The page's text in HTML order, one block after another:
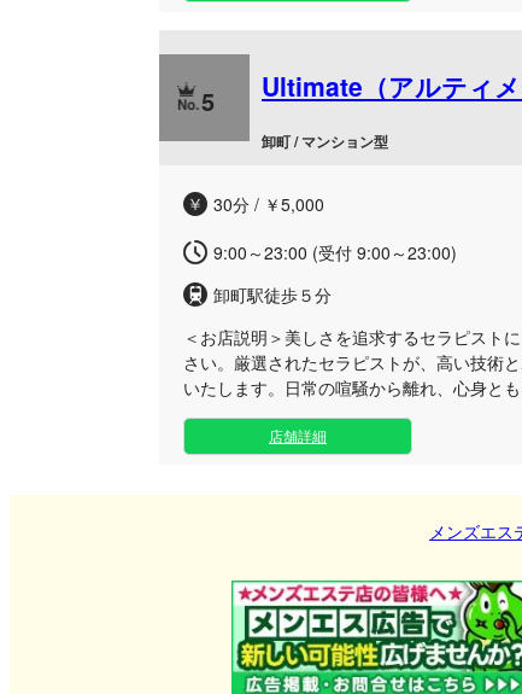
す。 最高級店として培った確かな技術と深
トメントで、日常の喧騒を忘れさせる甘い
わった後の遅いお時間や、一日の締めくく
きやすくなっております。当店ならではの
5 Ultimate（アルティメ
卸町 / マンション型
30分 / ￥5,000
9:00～23:00 (受付 9:00～23:00)
卸町駅徒歩５分
＜お店説明＞ 美しさを追求するセラピスト
さい。厳選されたセラピストが、高い技術
いたします。日常の喧騒から離れ、心身と
をお過ごしいただけます。 お仕事帰りのビ
癒やしたい大人の方に最適な空間です。完
ひとりに合わせた丁寧な施術で、心ゆくま
気が欲しい時や、活力をチャージしたい時
店舗詳細
メンズエス